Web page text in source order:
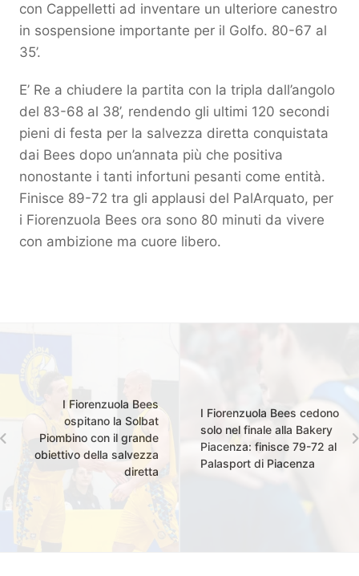
con Cappelletti ad inventare un ulteriore canestro
in sospensione importante per il Golfo. 80-67 al
35’.
E’ Re a chiudere la partita con la tripla dall’angolo
del 83-68 al 38’, rendendo gli ultimi 120 secondi
pieni di festa per la salvezza diretta conquistata
dai Bees dopo un’annata più che positiva
nonostante i tanti infortuni pesanti come entità.
Finisce 89-72 tra gli applausi del PalArquato, per
i Fiorenzuola Bees ora sono 80 minuti da vivere
con ambizione ma cuore libero.
I Fiorenzuola Bees
ospitano la Solbat
Piombino con il grande
obiettivo della salvezza
diretta
I Fiorenzuola Bees cedono
solo nel finale alla Bakery
Piacenza: finisce 79-72 al
Palasport di Piacenza